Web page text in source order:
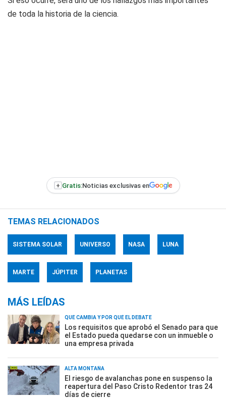
de toda la historia de la ciencia.
+ Gratis:Noticias exclusivas en
TEMAS RELACIONADOS
SISTEMA SOLAR UNIVERSO NASA LUNA
MARTE JÚPITER PLANETAS
MÁS LEÍDAS
QUÉ CAMBIA Y POR QUÉ EL DEBATE
Los requisitos que aprobó el Senado para que
el Estado pueda quedarse con un inmueble o
una empresa privada
ALTA MONTAÑA
El riesgo de avalanchas pone en suspenso la
reapertura del Paso Cristo Redentor tras 24
días de cierre